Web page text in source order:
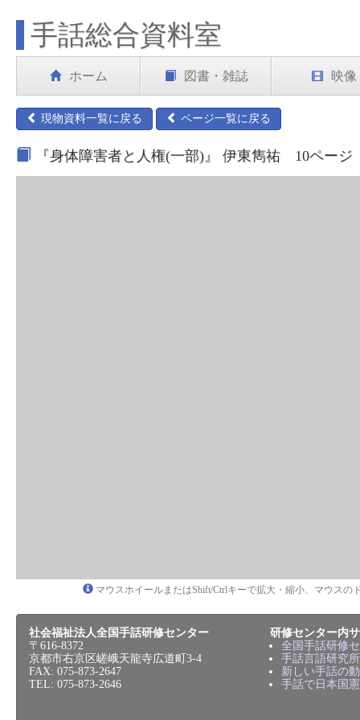
手話総合資料室
ホーム 図書・雑誌 映像
現物資料一覧に戻る ページ一覧に戻る
『身体障害者と人権(一部)』 伊東雋祐 10ページ
マウスホイールまたはShift/Ctrlキーで拡大・縮小、マウスの
社会福祉法人全国手話研修センター
〒616-8372
京都市右京区嵯峨天龍寺広道町3-4
FAX: 075-873-2647
TEL: 075-873-2646
研修センター内
全国手話研修
手話言語研究所
新しい手話の
手話で日本国